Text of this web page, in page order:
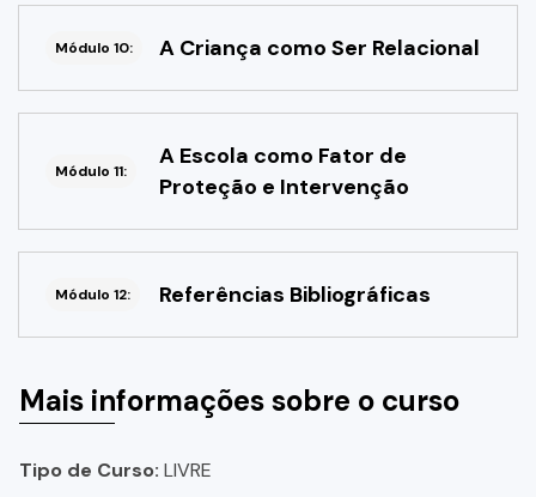
Módulo 10: A Criança como Ser Relacional
Módulo 11:
A Escola como Fator de
Proteção e Intervenção
Módulo 12: Referências Bibliográficas
Mais informações sobre o curso
Tipo de Curso: LIVRE